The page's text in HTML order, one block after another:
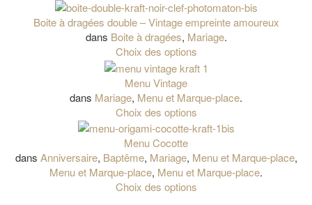
Boite à dragées double – Vintage empreinte amoureux
dans Boite à dragées, Mariage.
Choix des options
Menu Vintage
dans Mariage, Menu et Marque-place.
Choix des options
Menu Cocotte
dans Anniversaire, Baptême, Mariage, Menu et Marque-place,
Menu et Marque-place, Menu et Marque-place.
Choix des options